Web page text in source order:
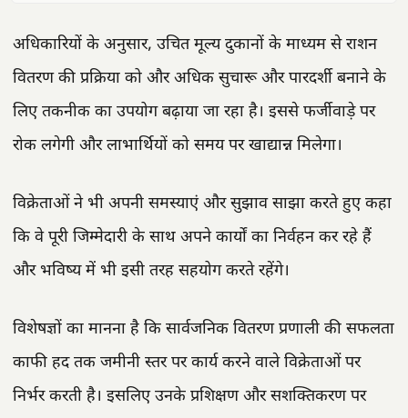
अधिकारियों के अनुसार, उचित मूल्य दुकानों के माध्यम से राशन
वितरण की प्रक्रिया को और अधिक सुचारू और पारदर्शी बनाने के
लिए तकनीक का उपयोग बढ़ाया जा रहा है। इससे फर्जीवाड़े पर
रोक लगेगी और लाभार्थियों को समय पर खाद्यान्न मिलेगा।
विक्रेताओं ने भी अपनी समस्याएं और सुझाव साझा करते हुए कहा
कि वे पूरी जिम्मेदारी के साथ अपने कार्यों का निर्वहन कर रहे हैं
और भविष्य में भी इसी तरह सहयोग करते रहेंगे।
विशेषज्ञों का मानना है कि सार्वजनिक वितरण प्रणाली की सफलता
काफी हद तक जमीनी स्तर पर कार्य करने वाले विक्रेताओं पर
निर्भर करती है। इसलिए उनके प्रशिक्षण और सशक्तिकरण पर